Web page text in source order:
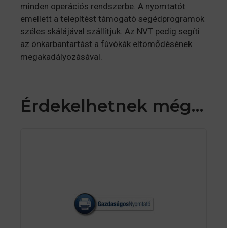
minden operációs rendszerbe. A nyomtatót
emellett a telepítést támogató segédprogramok
széles skálájával szállítjuk. Az NVT pedig segíti
az önkarbantartást a fúvókák eltömődésének
megakadályozásával.
Érdekelhetnek még…